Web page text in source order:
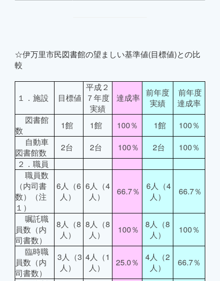
☆伊万里市民図書館の望ましい基準値(目標値)との比
較
１．施設 目標値
平成２
７年度
実績
達成率 前年度
実績
前年度
達成率
図書館
数
1館 1館 100％ 1館
100％
自動車
図書館数
2台 2台 100％ 2台
100％
２．職員
職員数
（内司書
数）（注
１）
6人（6
人）
6人（4
人）
66.7％
6人（4
人）
66.7％
嘱託職
員数（内
司書数）
8人（8
人）
8人（8
人）
100％
8人（8
人）
100％
臨時職
員数（内
司書数）
3人（3
人）
4人（1
人）
25.0％
4人（2
人）
66.7％